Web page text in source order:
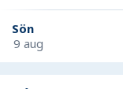
Sön
9 aug